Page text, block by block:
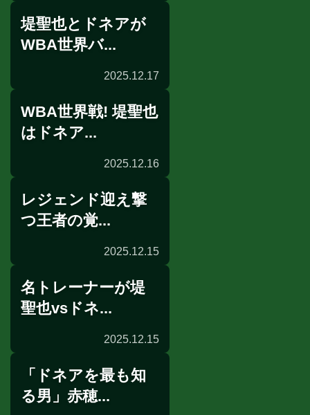
試合後談話
堤聖也とドネアが
WBA世界バ...
2025.12.17
前日計量
WBA世界戦! 堤聖也
はドネア...
2025.12.16
記者会見
レジェンド迎え撃
つ王者の覚...
2025.12.15
展開予想と独自チャート
名トレーナーが堤
聖也vsドネ...
2025.12.15
「ドネアを最も知
る男」赤穂...